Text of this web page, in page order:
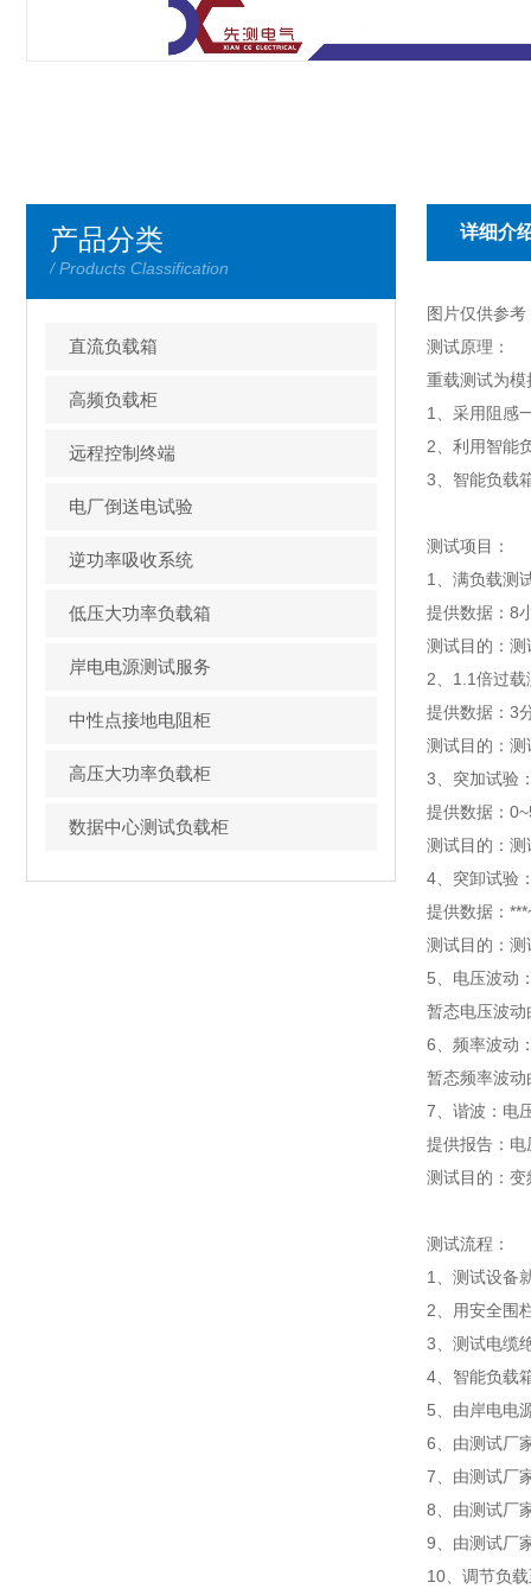
产品分类
/ Products Classification
直流负载箱
高频负载柜
远程控制终端
电厂倒送电试验
逆功率吸收系统
低压大功率负载箱
岸电电源测试服务
中性点接地电阻柜
高压大功率负载柜
数据中心测试负载柜
详细介
图片仅供参
测试原理：
重载测试为
1、采用阻感
2、利用智能
3、智能负载
测试项目：
1、满负载测
提供数据：8
测试目的：
2、1.1倍过
提供数据：3
测试目的：
3、突加试验
提供数据：
测试目的：
4、突卸试验
提供数据：
测试目的：
5、电压波动
暂态电压波
6、频率波动
暂态频率波
7、谐波：电
提供报告：
测试目的：
测试流程：
1、测试设备
2、用安全围
3、测试电缆
4、智能负载
5、由岸电电
6、由测试厂
7、由测试厂
8、由测试厂
9、由测试厂
10、调节负